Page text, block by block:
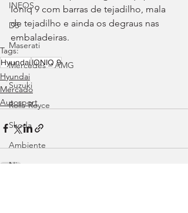
INEOS
DS
Maserati
Mercedes – AMG
Suzuki
Rolls-Royce
Skoda
Ambiente
Nissan
Ioniq 9 com barras de tejadilho, mala
de tejadilho e ainda os degraus nas
embaladeiras.
Tags:
HyundaiIONIQ 9
Hyundai
Mercado
Autosport